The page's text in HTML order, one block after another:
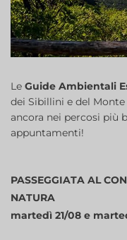
Le Guide Ambientali
dei Sibillini e del
ancora nei percosi più
appuntamenti!
PASSEGGIATA AL
NATURA
martedì 21/08 e